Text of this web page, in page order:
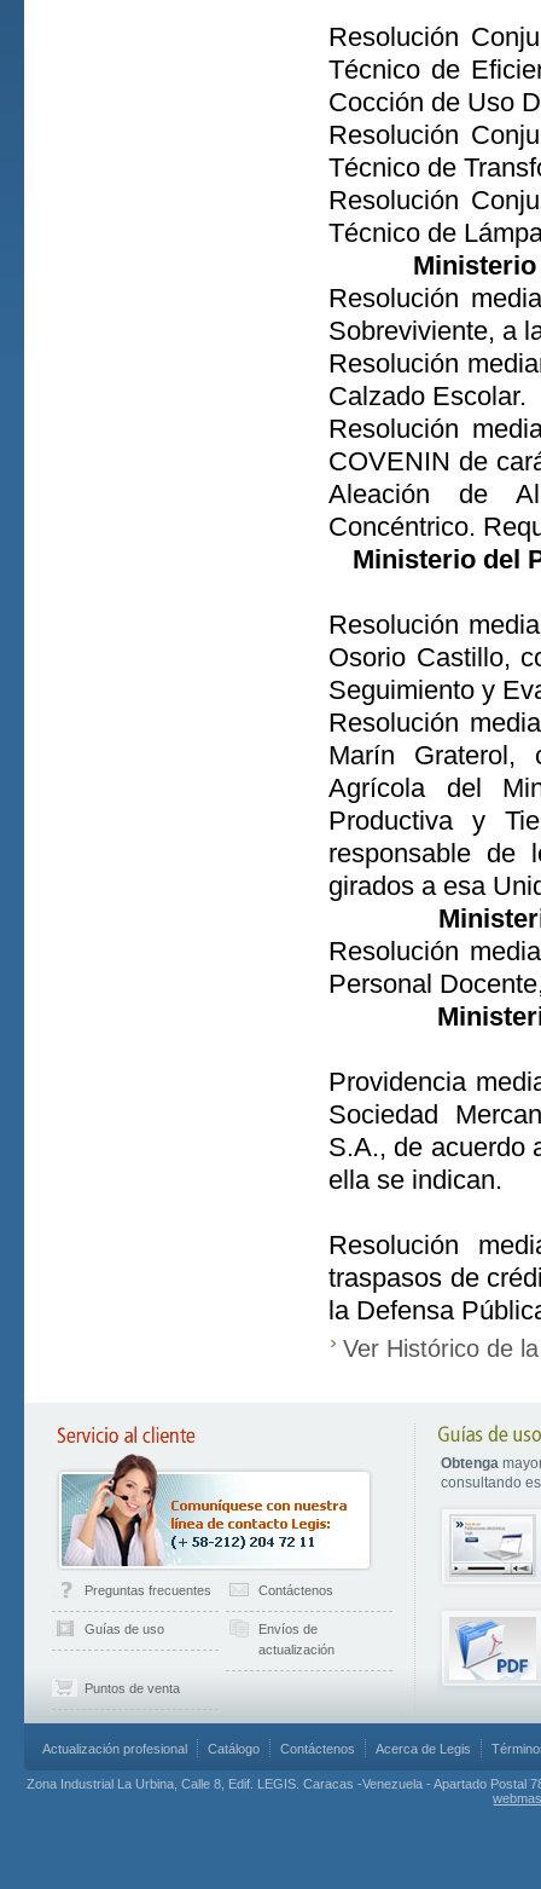
Resolución
Técnico de
Cocción de Uso
Resolución
Técnico de
Resolución
Técnico de
Resolución
Sobreviviente, a
Resolución
Calzado Escolar.
Resolución
COVENIN de
Aleación de
Concéntrico.
Ministerio del
Resolución
Osorio Castillo,
Seguimiento y
Resolución
Marín Graterol,
Agrícola del
Productiva y
responsable de
girados a esa
Resolución
Personal
Providencia
Sociedad
S.A., de acuerdo
ella se indican.
Resolución
traspasos de
la Defensa
Ver Histórico de
Preguntas frecuentes Contáctenos
Guías de uso
Envíos de
actualización
Puntos de venta
Obtenga
consultando
Actualización profesional Catálogo Contáctenos Acerca de Legis
Zona Industrial La Urbina, Calle 8, Edif. LEGIS. Caracas -Venezuela - Apartado